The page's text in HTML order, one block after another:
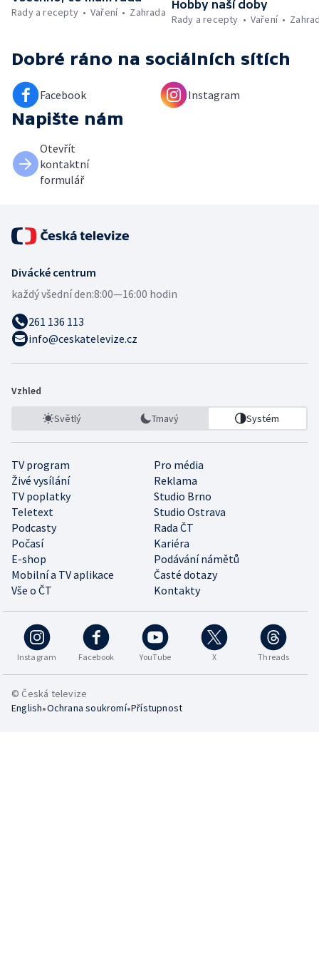
Rady a recepty
Vaření Zahrada
Hobby naší doby
Rady a recepty
Vaření
Dobré ráno na sociálních sítích
Facebook Instagram
Napište nám
Otevřít
kontaktní
formulář
Divácké centrum
každý všední den:8:00—16:00 hodin
261 136 113
info@ceskatelevize.cz
Vzhled
Světlý Tmavý Systém
TV program
Pro média
Živé vysílání
Reklama
TV poplatky
Studio Brno
Teletext
Studio Ostrava
Podcasty
Rada ČT
Počasí
Kariéra
E-shop
Podávání námětů
Mobilní a TV aplikace
Časté dotazy
Vše o ČT
Kontakty
Instagram Facebook YouTube X Threads
© Česká televize
English•Ochrana soukromí•Přístupnost